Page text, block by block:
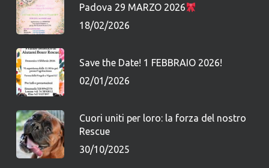
Padova 29 MARZO 2026
18/02/2026
Save the Date! 1 FEBBRAIO 2026!
02/01/2026
Cuori uniti per loro: la forza del nostro
Rescue
30/10/2025